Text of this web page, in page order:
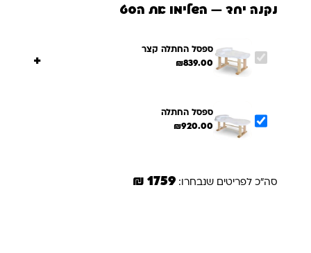
נקנה יחד — השלימו את הסט
ספסל החתלה קצר
₪839.00
+
ספסל החתלה
₪920.00
סה"כ לפריטים שנבחרו: 1759 ₪